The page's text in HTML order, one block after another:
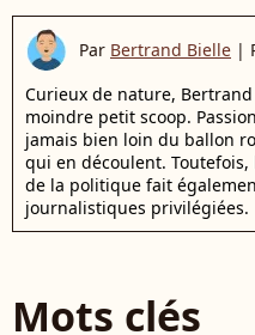
Par Bertrand Bielle |
Curieux de nature,
moindre petit scoop.
jamais bien loin du ballon
qui en découlent. Toutefois,
de la politique fait
journalistiques privilégiées.
Mots clés